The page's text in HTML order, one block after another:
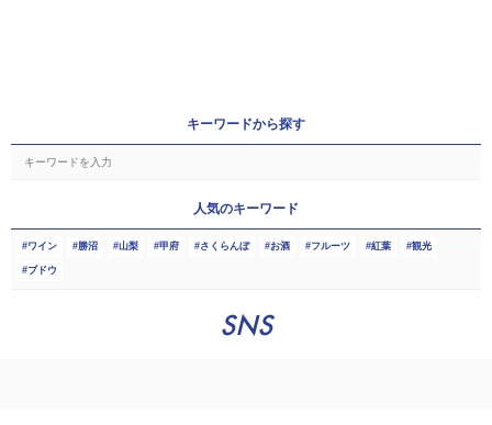
キーワードから探す
人気のキーワード
ワイン 勝沼 山梨 甲府 さくらんぼ お酒 フルーツ 紅葉 観光
ブドウ
SNS